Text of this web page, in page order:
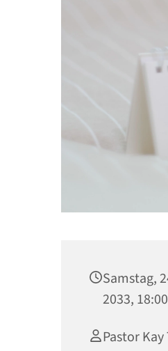
Samstag,
2033,
Pastor